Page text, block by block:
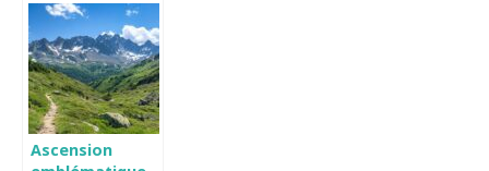
nautiques pour
des vacances
inoubliables
Ascension